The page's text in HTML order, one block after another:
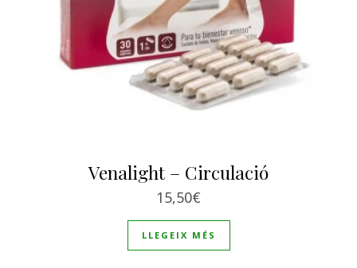
Venalight – Circulació
15,50€
LLEGEIX MÉS